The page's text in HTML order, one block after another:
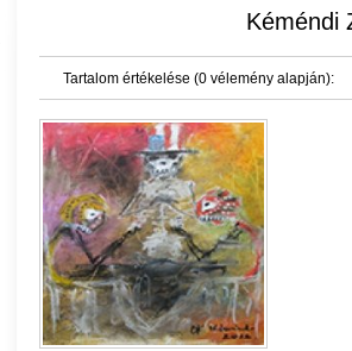
Kéméndi
Tartalom értékelése (0 vélemény alapján):